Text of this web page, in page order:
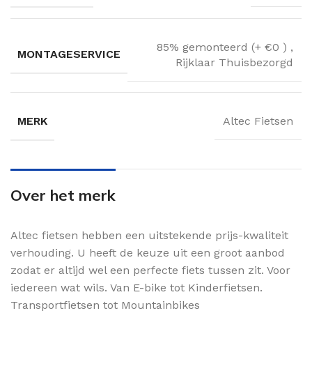
MONTAGESERVICE
85% gemonteerd (+ €0 ) ,
Rijklaar Thuisbezorgd
MERK Altec Fietsen
Over het merk
Altec fietsen hebben een uitstekende prijs-kwaliteit
verhouding. U heeft de keuze uit een groot aanbod
zodat er altijd wel een perfecte fiets tussen zit. Voor
iedereen wat wils. Van E-bike tot Kinderfietsen.
Transportfietsen tot Mountainbikes